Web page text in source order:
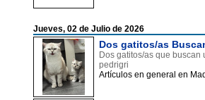
Jueves, 02 de Julio de 2026
Dos gatitos/as
Dos gatitos/as que
pedrigri
Artículos en general en